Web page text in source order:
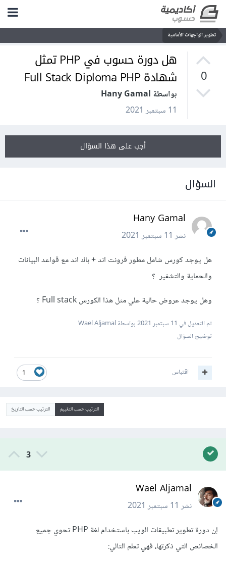
تطوير الواجهات الأمامية
0
هل دورة حسوب في PHP تمثل
شهادة Full Stack Diploma PHP
بواسطة Hany Gamal
11 سبتمبر 2021
أجب على هذا السؤال
السؤال
Hany Gamal
نشر11 سبتمبر 2021
هل يوجد كورس شامل مطور فرونت اند + باك اند مع قواعد البيانات
والحماية والتشفير ؟
وهل يوجد عروض حالية علي مثل هذا الكورس Full stack ؟
تم التعديل في 11 سبتمبر 2021
بواسطة Wael Aljamal
توضيح السؤال
1 اقتباس
الترتيب حسب التقييم الترتيب حسب التاريخ
3
Wael Aljamal
نشر11 سبتمبر 2021
إن دورة تطوير تطبيقات الويب باستخدام لغة PHP تحوي جميع
الخصائص التي ذكرتها، فهي تعلم التالي: